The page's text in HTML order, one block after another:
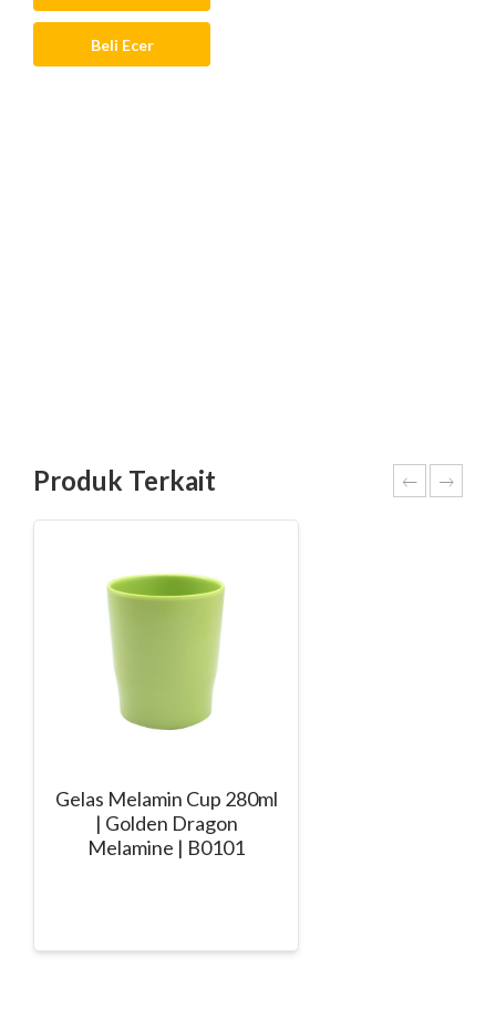
Beli Ecer
Produk Terkait
Gelas Melamin Cup 280ml
| Golden Dragon
Melamine | B0101